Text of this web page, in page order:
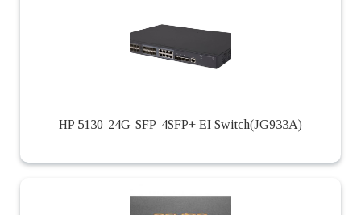
HP 5130-24G-SFP-4SFP+ EI Switch(JG933A)